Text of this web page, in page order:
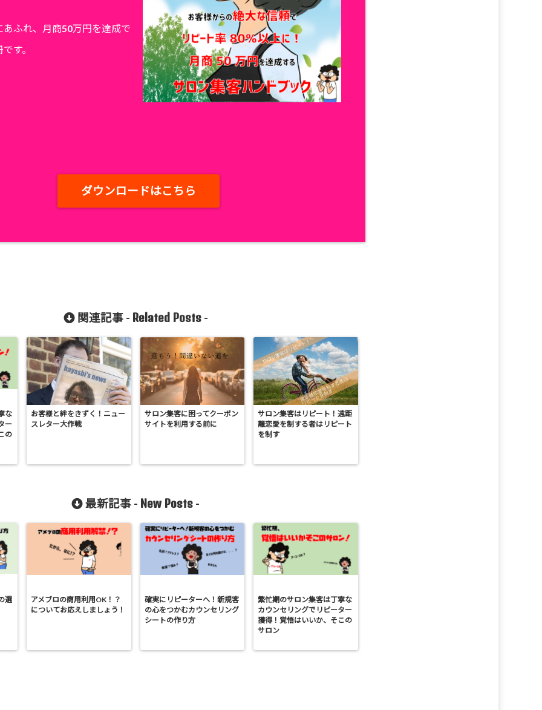
あふれ、月商50万円を達成で
す。
ダウンロードはこちら
関連記事 - Related Posts-
な
ー
の
お客様と絆をきずく！ニュー
スレター大作戦
サロン集客に困ってクーポン
サイトを利用する前に
サロン集客はリピート！遠距
離恋愛を制する者はリピート
を制す
最新記事 - New Posts -
選
アメブロの商用利用OK！？
についてお応えしましょう！
確実にリピーターへ！新規客
の心をつかむカウンセリング
シートの作り方
繁忙期のサロン集客は丁寧な
カウンセリングでリピーター
獲得！覚悟はいいか、そこの
サロン